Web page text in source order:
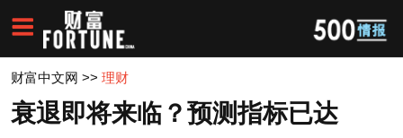
财富中文网 >> 理财
衰退即将来临？预测指标已达